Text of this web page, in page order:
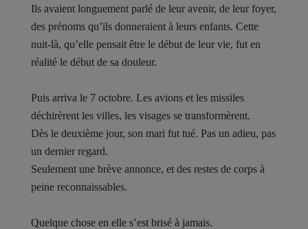
Ils avaient longuement parlé de leur avenir, de leur foyer,
des prénoms qu’ils donneraient à leurs enfants. Cette
nuit-là, qu’elle pensait être le début de leur vie, fut en
réalité le début de sa douleur.
Puis arriva le 7 octobre. Les avions et les missiles
déchirèrent les villes, les visages se transformèrent.
Dès le deuxième jour, son mari fut tué. Pas un adieu, pas
un dernier regard.
Seulement une brève annonce, et des restes de corps à
peine reconnaissables.
Quelque chose en elle s’est brisé à jamais.